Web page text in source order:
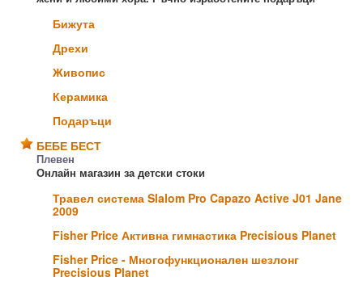
Бижута
Дрехи
Живопис
Керамика
Подаръци
БЕБЕ БЕСТ
Плевен
Онлайн магазин за детски стоки
Травел система Slalom Pro Capazo Active J01 Jane
2009
Fisher Price Активна гимнастика Precisious Planet
Fisher Price - Многофункционален шезлонг
Precisious Planet